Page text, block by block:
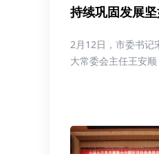
持续巩固发展
2月12日，市委书记
大常委会主任王安